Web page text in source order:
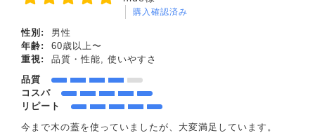
購入確認済み
性別:
男性
年齢:
60歳以上〜
重視:
品質・性能, 使いやすさ
品質
コスパ
リピート
今まで木の蓋を使っていましたが、大変満足しています。